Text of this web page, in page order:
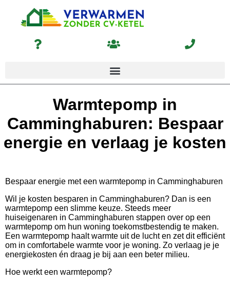
Warmtepomp in
Camminghaburen: Bespaar
energie en verlaag je kosten
Bespaar energie met een warmtepomp in Camminghaburen
Wil je kosten besparen in Camminghaburen? Dan is een
warmtepomp een slimme keuze. Steeds meer
huiseigenaren in Camminghaburen stappen over op een
warmtepomp om hun woning toekomstbestendig te maken.
Een warmtepomp haalt warmte uit de lucht en zet dit efficiënt
om in comfortabele warmte voor je woning. Zo verlaag je je
energiekosten én draag je bij aan een beter milieu.
Hoe werkt een warmtepomp?